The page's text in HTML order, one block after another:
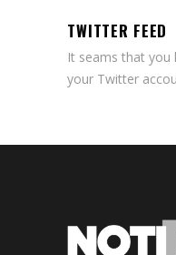
TWITTER FEED
It seams that you
your Twitter